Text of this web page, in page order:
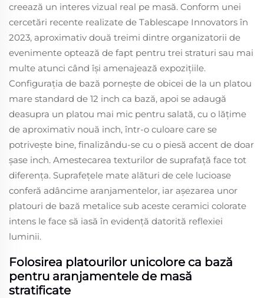
creează un interes vizual real pe masă. Conform unei
cercetări recente realizate de Tablescape Innovators în
2023, aproximativ două treimi dintre organizatorii de
evenimente optează de fapt pentru trei straturi sau mai
multe atunci când își amenajează expozițiile.
Configurația de bază pornește de obicei de la un platou
mare standard de 12 inch ca bază, apoi se adaugă
deasupra un platou mai mic pentru salată, cu o lățime
de aproximativ nouă inch, într-o culoare care se
potrivește bine, finalizându-se cu o piesă accent de doar
șase inch. Amestecarea texturilor de suprafață face tot
diferența. Suprafețele mate alături de cele lucioase
conferă adâncime aranjamentelor, iar așezarea unor
platouri de bază metalice sub aceste ceramici colorate
intens le face să iasă în evidență datorită reflexiei
luminii.
Folosirea platourilor unicolore ca bază
pentru aranjamentele de masă
stratificate